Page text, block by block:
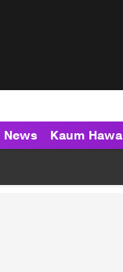
News Kaum Hawa